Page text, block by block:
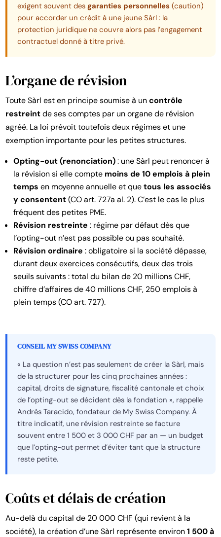
exigent souvent desgaranties personnelles (caution)
pour accorder un crédit à une jeune Sàrl : la
protection juridique ne couvre alors pas l’engagement
contractuel donné à titre privé.
L’organe de révision
Toute Sàrl est en principe soumise à uncontrôle
restreintde ses comptes par un organe de révision
agréé. La loi prévoit toutefois deux régimes et une
exemption importante pour les petites structures.
Opting-out (renonciation): une Sàrl peut renoncer à
la révision si elle compte moins de 10 emplois à plein
temps en moyenne annuelle et quetous les associés
y consentent(CO art. 727a al. 2). C’est le cas le plus
fréquent des petites PME.
Révision restreinte : régime par défaut dès que
l’opting-out n’est pas possible ou pas souhaité.
Révision ordinaire : obligatoire si la société dépasse,
durant deux exercices consécutifs, deux des trois
seuils suivants : total du bilan de 20 millions CHF,
chiffre d’affaires de 40 millions CHF, 250 emplois à
plein temps (CO art. 727).
CONSEIL MY SWISS COMPANY
« La question n’est pas seulement de créer la Sàrl, mais
de la structurer pour les cinq prochaines années :
capital, droits de signature, fiscalité cantonale et choix
de l’opting-out se décident dès la fondation », rappelle
Andrés Taracido, fondateur de My Swiss Company. À
titre indicatif, une révision restreinte se facture
souvent entre 1 500 et 3 000 CHF par an — un budget
que l’opting-out permet d’éviter tant que la structure
reste petite.
Coûts et délais de création
Au-delà du capital de 20 000 CHF (qui revient à la
société), la création d’une Sàrl représente environ1 500 à